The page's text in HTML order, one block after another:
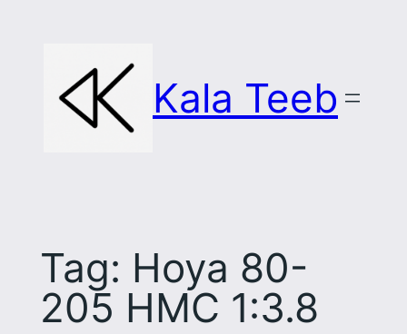
Kala Teeb
Tag: Hoya 80-
205 HMC 1:3.8